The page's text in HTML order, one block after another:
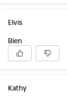
Elvis
Bien
Kathy